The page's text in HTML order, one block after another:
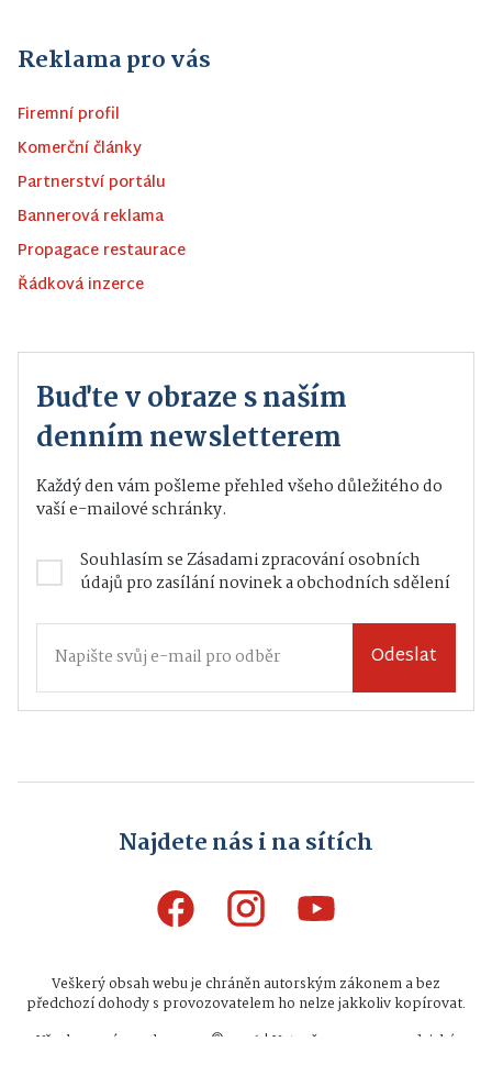
Reklama pro vás
Firemní profil
Komerční články
Partnerství portálu
Bannerová reklama
Propagace restaurace
Řádková inzerce
Buďte v obraze s naším
denním newsletterem
Každý den vám pošleme přehled všeho důležitého do
vaší e-mailové schránky.
Souhlasím seZásadami zpracování osobních
údajůpro zasílání novinek a obchodních sdělení
Odeslat
Najdete nás i na sítích
Veškerý obsah webu je chráněn autorským zákonem a bez
předchozí dohody s provozovatelem ho nelze jakkoliv kopírovat.
Všechna práva vyhrazena © 2026 | Vytvořeno na zpravodajské